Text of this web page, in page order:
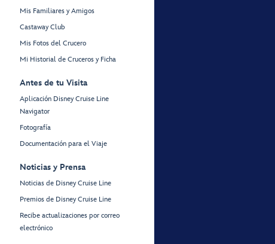
Mis Familiares y Amigos
Castaway Club
Mis Fotos del Crucero
Mi Historial de Cruceros y Ficha
Antes de tu Visita
Aplicación Disney Cruise Line
Navigator
Fotografía
Documentación para el Viaje
Noticias y Prensa
Noticias de Disney Cruise Line
Premios de Disney Cruise Line
Recibe actualizaciones por correo
electrónico